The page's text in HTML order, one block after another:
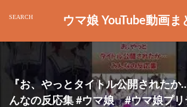
ウマ娘 YouTube動画ま
『お、やっとタイトル公開された
んなの反応集 #ウマ娘 #ウマ娘プリ